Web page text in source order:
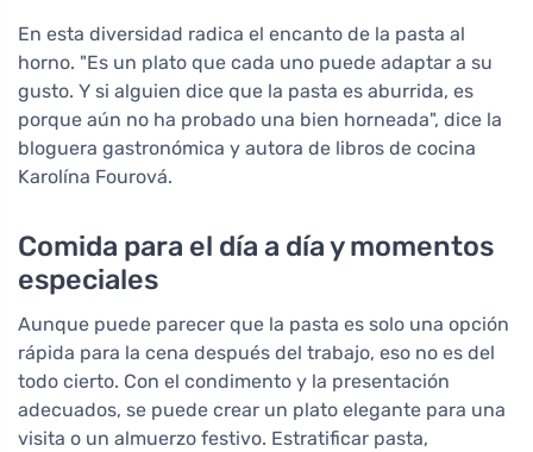
En esta diversidad radica el encanto de la pasta al
horno. "Es un plato que cada uno puede adaptar a su
gusto. Y si alguien dice que la pasta es aburrida, es
porque aún no ha probado una bien horneada", dice la
bloguera gastronómica y autora de libros de cocina
Karolína Fourová.
Comida para el día a día y momentos
especiales
Aunque puede parecer que la pasta es solo una opción
rápida para la cena después del trabajo, eso no es del
todo cierto. Con el condimento y la presentación
adecuados, se puede crear un plato elegante para una
visita o un almuerzo festivo. Estratificar pasta,